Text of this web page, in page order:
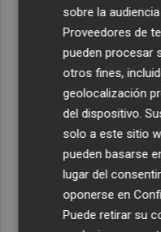
sobre la
Proveedores de
pueden procesar
otros fines,
geolocalización
del dispositivo.
solo a este sitio
pueden basarse
lugar del
oponerse en
Puede retirar su